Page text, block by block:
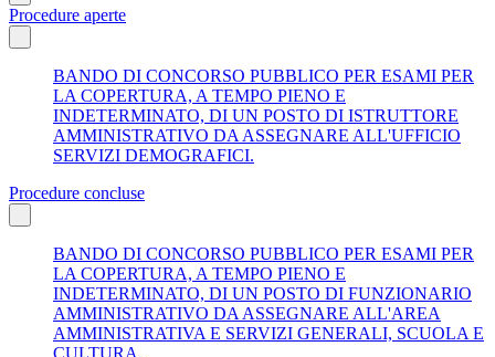
Procedure aperte
BANDO DI CONCORSO PUBBLICO PER ESAMI PER
LA COPERTURA, A TEMPO PIENO E
INDETERMINATO, DI UN POSTO DI ISTRUTTORE
AMMINISTRATIVO DA ASSEGNARE ALL'UFFICIO
SERVIZI DEMOGRAFICI.
Procedure concluse
BANDO DI CONCORSO PUBBLICO PER ESAMI PER
LA COPERTURA, A TEMPO PIENO E
INDETERMINATO, DI UN POSTO DI FUNZIONARIO
AMMINISTRATIVO DA ASSEGNARE ALL'AREA
AMMINISTRATIVA E SERVIZI GENERALI, SCUOLA E
CULTURA.